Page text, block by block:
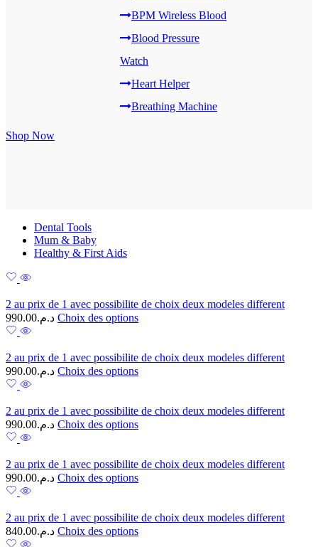
BPM Wireless Blood
Blood Pressure
Watch
Heart Helper
Breathing Machine
Shop Now
Dental Tools
Mum & Baby
Healthy & First Aids
2 au prix de 1 avec possibilite de choix deux modeles different
د.م.990.00 Choix des options
2 au prix de 1 avec possibilite de choix deux modeles different
د.م.990.00 Choix des options
2 au prix de 1 avec possibilite de choix deux modeles different
د.م.990.00 Choix des options
2 au prix de 1 avec possibilite de choix deux modeles different
د.م.990.00 Choix des options
2 au prix de 1 avec possibilite de choix deux modeles different
د.م.840.00 Choix des options